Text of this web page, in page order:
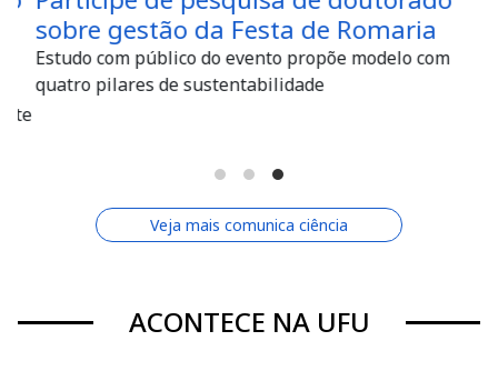
sobre gestão da Festa de Romaria
Estudo com público do evento propõe modelo com
quatro pilares de sustentabilidade
Veja mais comunica ciência
ACONTECE NA UFU